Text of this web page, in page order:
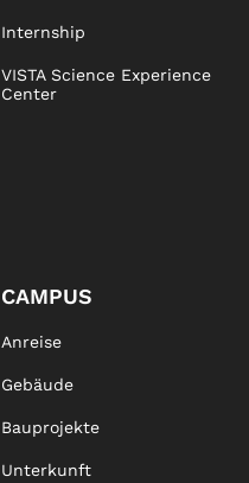
Internship
VISTA Science Experience
Center
CAMPUS
Anreise
Gebäude
Bauprojekte
Unterkunft